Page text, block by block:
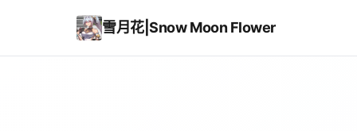
雪月花|Snow Moon Flower